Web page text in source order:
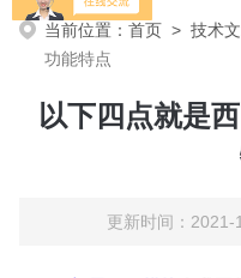
当前位置：首页 >技术
功能特点
以下四点就是
更新时间：